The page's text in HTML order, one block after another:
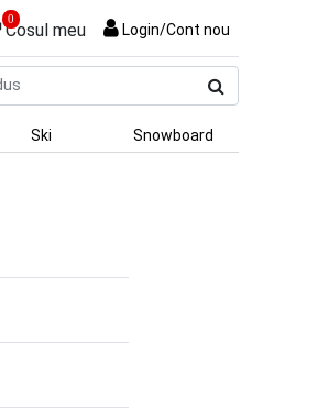
0
Cosul meu Login/Cont nou
produs
Ski Snowboard